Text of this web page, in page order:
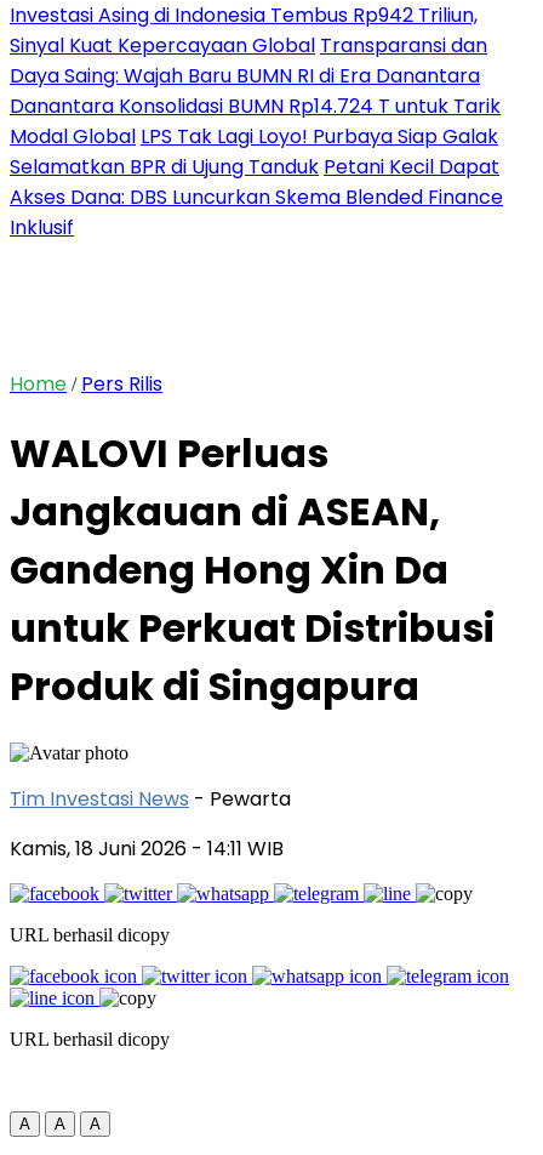
Investasi Asing di Indonesia Tembus Rp942 Triliun,
Sinyal Kuat Kepercayaan Global Transparansi dan
Daya Saing: Wajah Baru BUMN RI di Era Danantara
Danantara Konsolidasi BUMN Rp14.724 T untuk Tarik
Modal Global LPS Tak Lagi Loyo! Purbaya Siap Galak
Selamatkan BPR di Ujung Tanduk Petani Kecil Dapat
Akses Dana: DBS Luncurkan Skema Blended Finance
Inklusif
Home / Pers Rilis
WALOVI Perluas
Jangkauan di ASEAN,
Gandeng Hong Xin Da
untuk Perkuat Distribusi
Produk di Singapura
Tim Investasi News - Pewarta
Kamis, 18 Juni 2026 - 14:11 WIB
URL berhasil dicopy
URL berhasil dicopy
A A A